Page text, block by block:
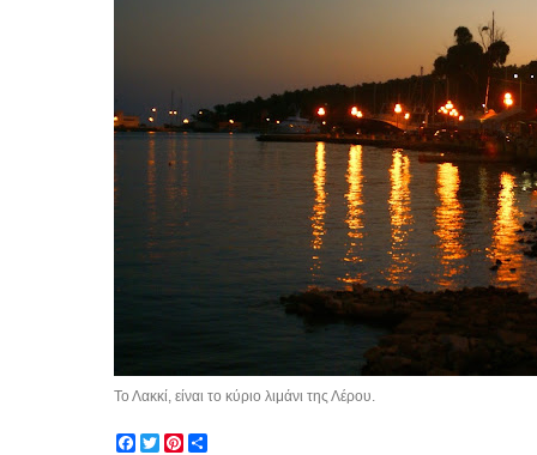
Το Λακκί, είναι το κύριο λιμάνι της Λέρου.
F
T
P